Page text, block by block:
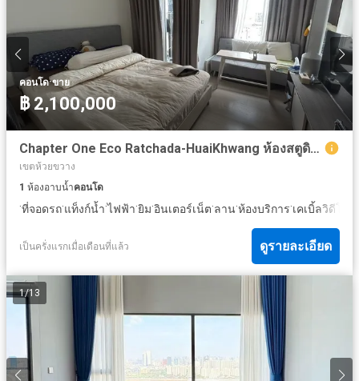
คอนโด·ขาย
฿ 2,100,000
Chapter One Eco Ratchada-HuaiKhwang ห้องสตูดิโอ
เขตห้วยขวาง
1 ห้องอาบน้ำคอนโด
·ที่จอดรถ·แท็งก์น้ำ·ไฟฟ้า·ยิม·อินเตอร์เน็ต·ลาน·ห้องบริการ·เคเบิ้ลวิดีโอ
เป็นครั่งแรกเมื่อเดือนที่แล้ว ดูรายละเอียด
1/13